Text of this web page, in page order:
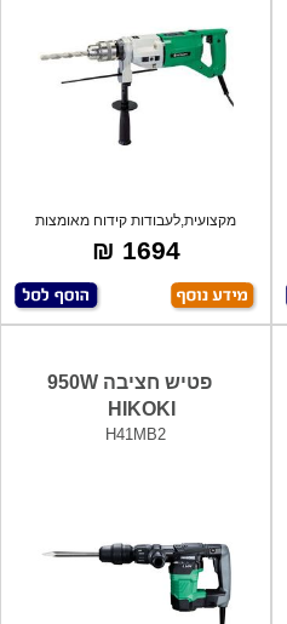
מקצועית,לעבודות קידוח מאומצות
במתכת ובטו
1694 ₪
פטיש חציבה 950W
HIKOKI
H41MB2